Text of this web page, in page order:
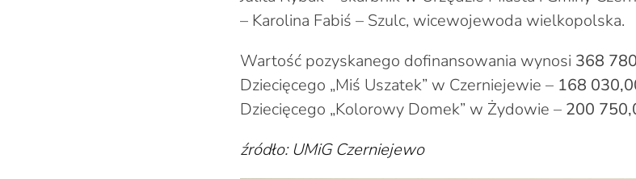
– Karolina Fabiś – Szulc, wicewojewoda wielkopolska.
Wartość pozyskanego dofinansowania wynosi 368
Dziecięcego „Miś Uszatek” w Czerniejewie – 168
Dziecięcego „Kolorowy Domek” w Żydowie – 200
źródło: UMiG Czerniejewo